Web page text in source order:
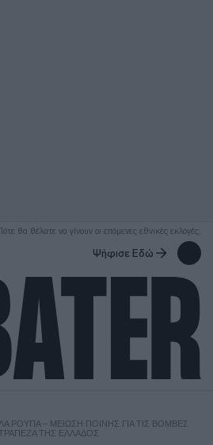
θα θέλατε να γίνουν οι επόμενες εθνικές εκλογές;
Ψήφισε Εδώ
ΡΟΎΠΑ – ΜΕΊΩΣΗ ΠΟΙΝΉΣ ΓΙΑ ΤΙΣ ΒΌΜΒΕΣ
ΤΗΣ ΕΛΛΆΔΟΣ